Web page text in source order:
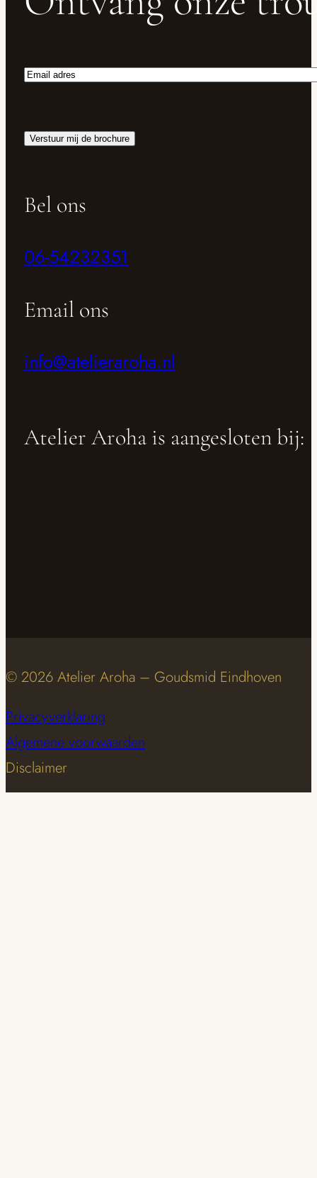
Email
Verstuur mij de brochure
Bel ons
06-54232351
Email ons
info@atelieraroha.nl
Atelier Aroha is aangesloten bij:
© 2026 Atelier Aroha – Goudsmid Eindhoven
Privacyverklaring
Algemene voorwaarden
Disclaimer